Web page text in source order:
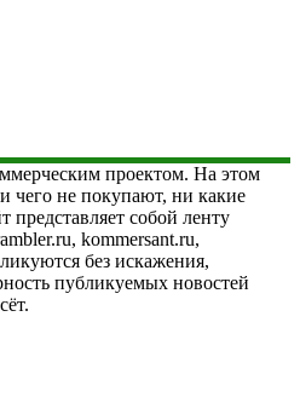
проектом. На этом
чего не покупают, ни какие
представляет собой ленту
kommersant.ru,
без искажения,
публикуемых новостей